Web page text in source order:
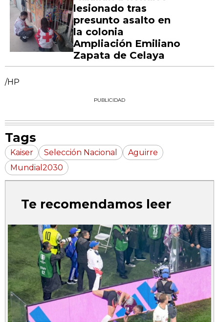
lesionado tras
presunto asalto en
la colonia
Ampliación Emiliano
Zapata de Celaya
/HP
PUBLICIDAD
Tags
Kaiser Selección Nacional
Aguirre
Mundial2030
Te recomendamos leer